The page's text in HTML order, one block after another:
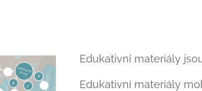
Edukativní materiály
Edukativní materiály